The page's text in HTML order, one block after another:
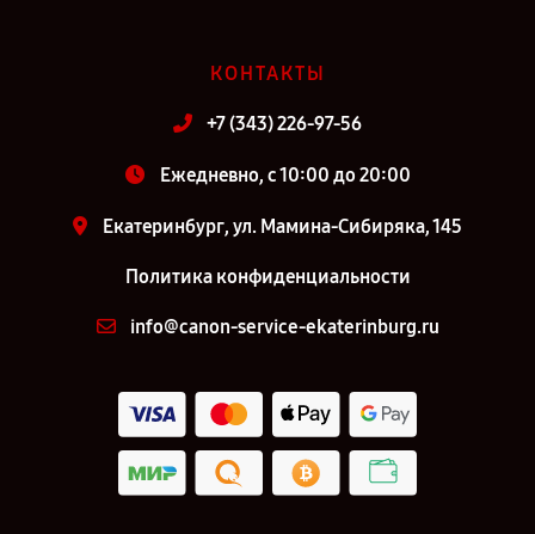
КОНТАКТЫ
+7 (343) 226-97-56
Ежедневно, с 10:00 до 20:00
Екатеринбург, ул. Мамина-Сибиряка, 145
Политика конфиденциальности
info@canon-service-ekaterinburg.ru